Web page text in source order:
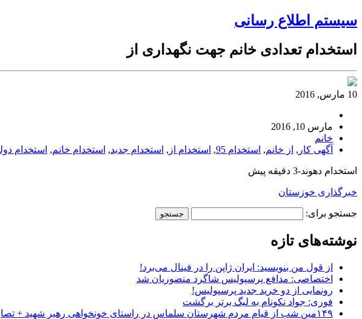
سیستم اطلاع رسانی
استخدام تعدادی خانم جهت نگهداری از
10 مارس, 2016
مارس 10, 2016
خانم
آگهی کار , از خانم, استخدام 95 , استخدام از , استخدام جدید, استخدام خانم, استخدام
استخدام دهوند-3 دقیقه پیش
خبرگذاری خوزستان
جستجو برای:
نوشته‌های تازه
از قول من بنویسید: ایران ژاپن را در فینال می‌برد!
اختصاصی: مدافع پرسپولیس شاگرد منصوریان شد
رونمایی از دو خرید جدید پرسپولیس!
فوری: جواد نکونام به لیگ برتر برگشت
۱۴۹مین شب از قیام مردم شهرستان سلماس در راستای خونخواهی رهبر شهید + تصاویر